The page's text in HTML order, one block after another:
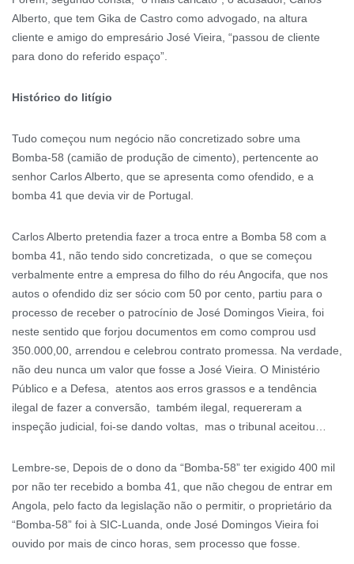
Alberto, que tem Gika de Castro como advogado, na altura
cliente e amigo do empresário José Vieira, “passou de cliente
para dono do referido espaço”.
Histórico do litígio
Tudo começou num negócio não concretizado sobre uma
Bomba-58 (camião de produção de cimento), pertencente ao
senhor Carlos Alberto, que se apresenta como ofendido, e a
bomba 41 que devia vir de Portugal.
Carlos Alberto pretendia fazer a troca entre a Bomba 58 com a
bomba 41, não tendo sido concretizada, o que se começou
verbalmente entre a empresa do filho do réu Angocifa, que nos
autos o ofendido diz ser sócio com 50 por cento, partiu para o
processo de receber o patrocínio de José Domingos Vieira, foi
neste sentido que forjou documentos em como comprou usd
350.000,00, arrendou e celebrou contrato promessa. Na verdade,
não deu nunca um valor que fosse a José Vieira. O Ministério
Público e a Defesa, atentos aos erros grassos e a tendência
ilegal de fazer a conversão, também ilegal, requereram a
inspeção judicial, foi-se dando voltas, mas o tribunal aceitou…
Lembre-se, Depois de o dono da “Bomba-58” ter exigido 400 mil
por não ter recebido a bomba 41, que não chegou de entrar em
Angola, pelo facto da legislação não o permitir, o proprietário da
“Bomba-58” foi à SIC-Luanda, onde José Domingos Vieira foi
ouvido por mais de cinco horas, sem processo que fosse.